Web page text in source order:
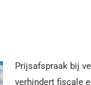
Prijsafspraak bij
verhindert fiscale